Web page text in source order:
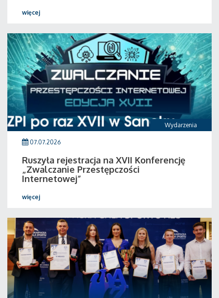
więcej
Wydarzenia
07.07.2026
Ruszyła rejestracja na XVII Konferencję
„Zwalczanie Przestępczości
Internetowej”
więcej